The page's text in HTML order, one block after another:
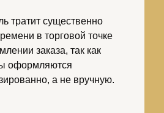
тратит существенно
в торговой точке
заказа, так как
оформляются
а не вручную.